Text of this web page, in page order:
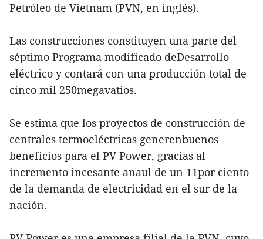
Petróleo de Vietnam (PVN, en inglés).
Las construcciones constituyen una parte del
séptimo Programa modificado deDesarrollo
eléctrico y contará con una producción total de
cinco mil 250megavatios.
Se estima que los proyectos de construcción de
centrales termoeléctricas generenbuenos
beneficios para el PV Power, gracias al
incremento incesante anaul de un 11por ciento
de la demanda de electricidad en el sur de la
nación.